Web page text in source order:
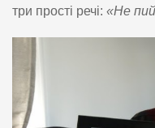
три прості речі: «Не